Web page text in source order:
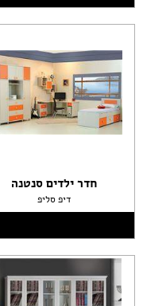
חדר ילדים סנטנה
דיפ סליפ